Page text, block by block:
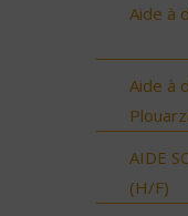
Aide à
Aide à
AIDE
(H/F)